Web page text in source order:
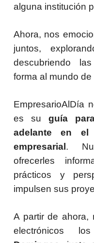
alguna institución
Ahora, nos
juntos,
descubriendo
forma al mundo
EmpresarioAlDía
es su guía
adelante en el
empresarial .
ofrecerles
prácticos y
impulsen sus
A partir de ahora,
electrónicos